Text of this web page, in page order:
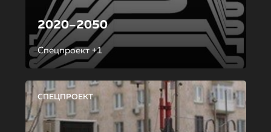
2020–2050
Спецпроект +1
СПЕЦПРОЕКТ